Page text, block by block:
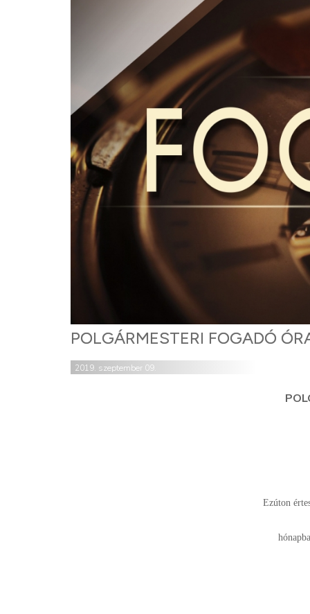
POLGÁRMESTERI FOGADÓ
2019. szeptember 09.
Ezúton